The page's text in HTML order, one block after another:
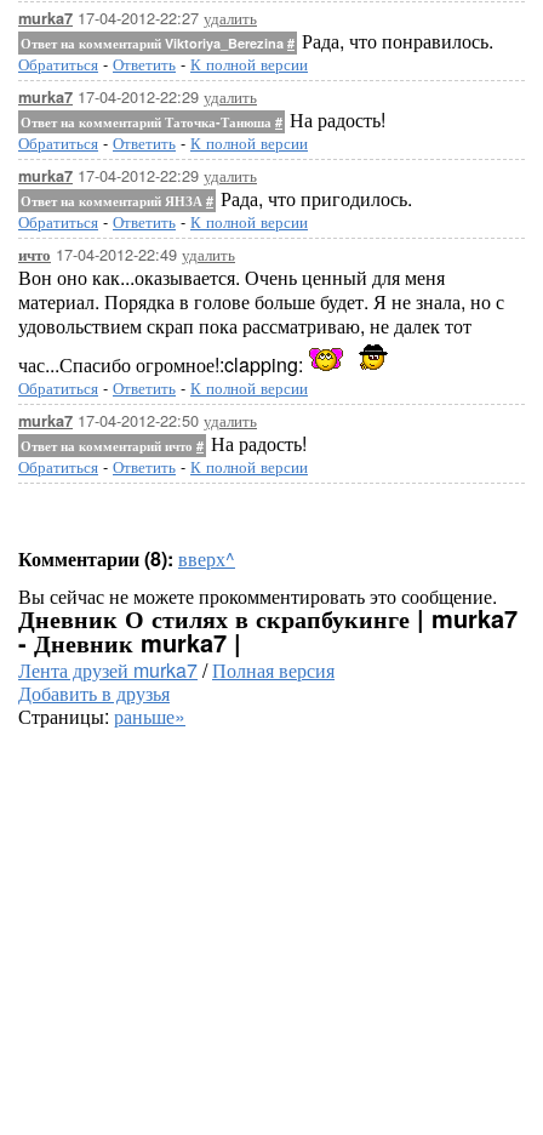
murka7 17-04-2012-22:27 удалить
Ответ на комментарий Viktoriya_Berezina # Рада, что понравилось.
Обратиться - Ответить - К полной версии
murka7 17-04-2012-22:29 удалить
Ответ на комментарий Таточка-Танюша # На радость!
Обратиться - Ответить - К полной версии
murka7 17-04-2012-22:29 удалить
Ответ на комментарий ЯНЗА # Рада, что пригодилось.
Обратиться - Ответить - К полной версии
ичто 17-04-2012-22:49 удалить
Вон оно как...оказывается. Очень ценный для меня
материал. Порядка в голове больше будет. Я не знала, но с
удовольствием скрап пока рассматриваю, не далек тот
час...Спасибо огромное!:clapping:
Обратиться - Ответить - К полной версии
murka7 17-04-2012-22:50 удалить
Ответ на комментарий ичто # На радость!
Обратиться - Ответить - К полной версии
Комментарии (8): вверх^
Вы сейчас не можете прокомментировать это сообщение.
Дневник О стилях в скрапбукинге | murka7
- Дневник murka7 |
Лента друзей murka7/Полная версия
Добавить в друзья
Страницы: раньше»